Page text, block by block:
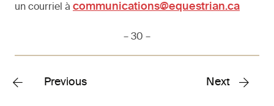
un courriel à communications@equestrian.ca
– 30 –
Previous Next